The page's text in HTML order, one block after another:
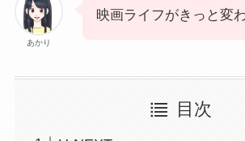
あかり
映画ライフがきっと変
目次